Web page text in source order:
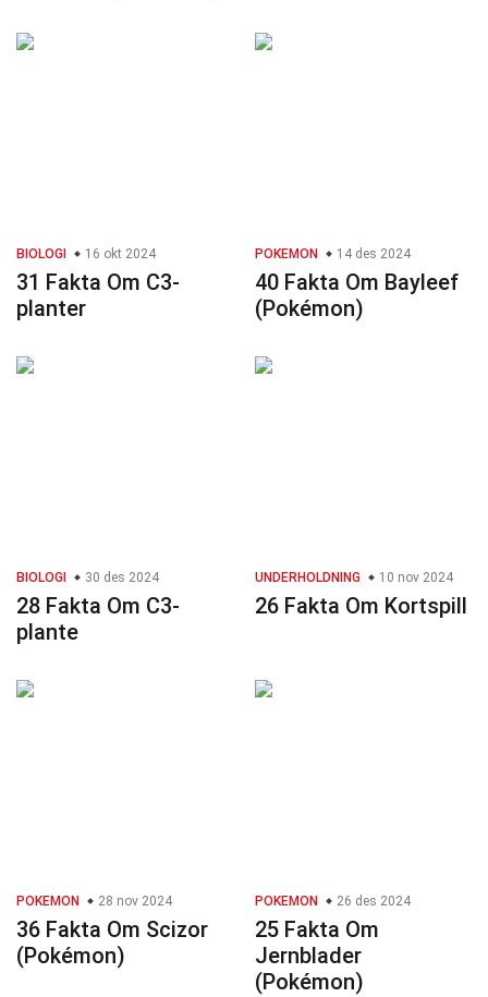
BIOLOGI 16 okt 2024
31 Fakta Om C3-
planter
POKEMON 14 des 2024
40 Fakta Om Bayleef
(Pokémon)
BIOLOGI 30 des 2024
28 Fakta Om C3-
plante
UNDERHOLDNING 10 nov 2024
26 Fakta Om Kortspill
POKEMON 28 nov 2024
36 Fakta Om Scizor
(Pokémon)
POKEMON 26 des 2024
25 Fakta Om
Jernblader
(Pokémon)